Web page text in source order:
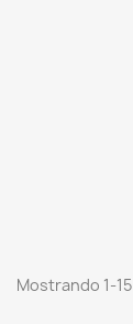
Mostrando 1-